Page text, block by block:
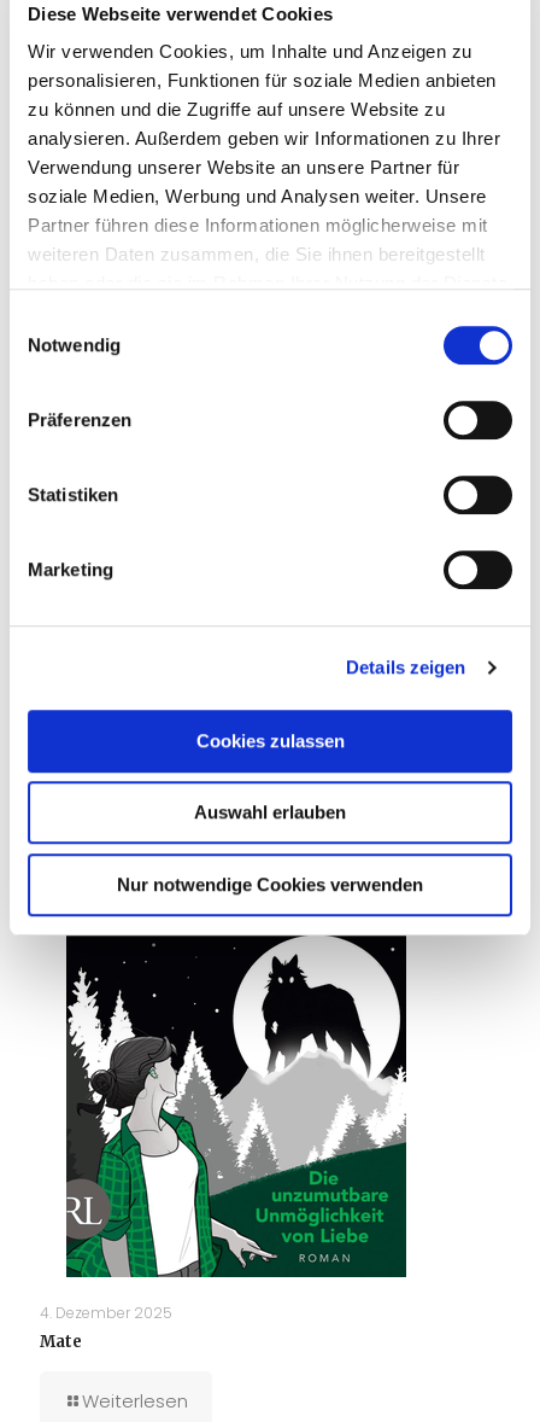
Diese Webseite verwendet Cookies
Wir verwenden Cookies, um Inhalte und Anzeigen zu
personalisieren, Funktionen für soziale Medien anbieten
zu können und die Zugriffe auf unsere Website zu
analysieren. Außerdem geben wir Informationen zu Ihrer
Verwendung unserer Website an unsere Partner für
soziale Medien, Werbung und Analysen weiter. Unsere
Partner führen diese Informationen möglicherweise mit
weiteren Daten zusammen, die Sie ihnen bereitgestellt
Notwendig
Präferenzen
Statistiken
Marketing
Details zeigen
Cookies zulassen
Auswahl erlauben
Nur notwendige Cookies verwenden
Assistant to the Villain
4. Dezember 2025
Mate
Weiterlesen